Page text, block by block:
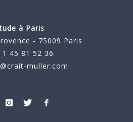
à Paris
- 75009 Paris
1 45 81 52 36
muller.com